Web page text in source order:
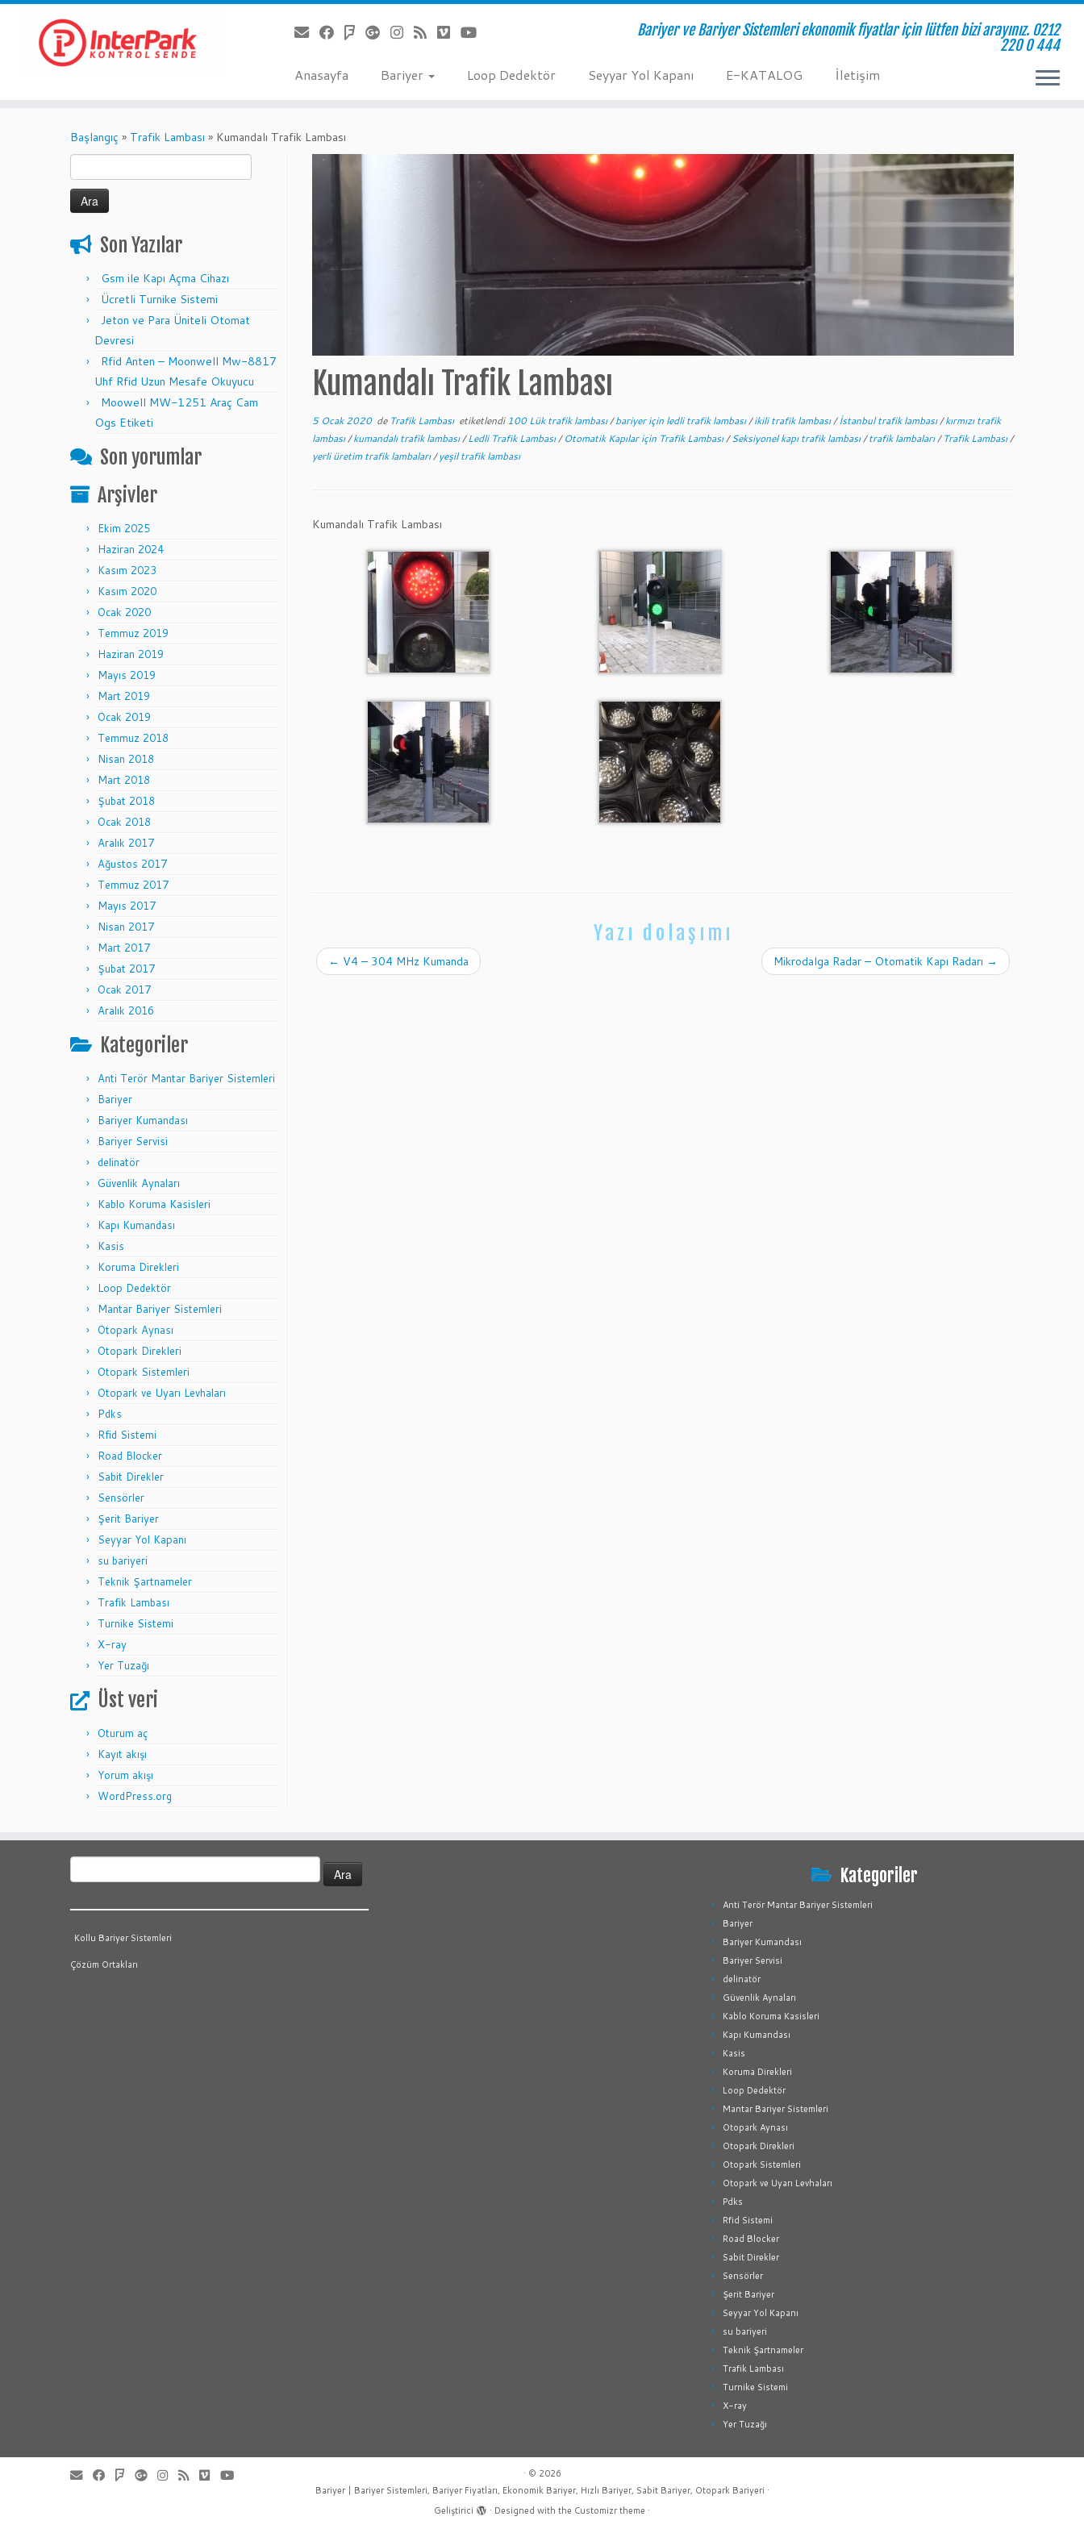
Bariyer ve Bariyer Sistemleri ekonomik fiyatlar için lütfen bizi arayınız. 0212
220 0 444
Anasayfa Bariyer Loop Dedektör Seyyar Yol Kapanı E-KATALOG İletişim
Başlangıç » Trafik Lambası » Kumandalı Trafik Lambası
Son Yazılar
Gsm ile Kapı Açma Cihazı
Ücretli Turnike Sistemi
Jeton ve Para Üniteli Otomat
Devresi
Rfid Anten – Moonwell Mw-8817
Uhf Rfid Uzun Mesafe Okuyucu
Moowell MW-1251 Araç Cam
Ogs Etiketi
Son yorumlar
Arşivler
Ekim 2025
Haziran 2024
Kasım 2023
Kasım 2020
Ocak 2020
Temmuz 2019
Haziran 2019
Mayıs 2019
Mart 2019
Ocak 2019
Temmuz 2018
Nisan 2018
Mart 2018
Şubat 2018
Ocak 2018
Aralık 2017
Ağustos 2017
Temmuz 2017
Mayıs 2017
Nisan 2017
Mart 2017
Şubat 2017
Ocak 2017
Aralık 2016
Kategoriler
Anti Terör Mantar Bariyer Sistemleri
Bariyer
Bariyer Kumandası
Bariyer Servisi
delinatör
Güvenlik Aynaları
Kablo Koruma Kasisleri
Kapı Kumandası
Kasis
Koruma Direkleri
Loop Dedektör
Mantar Bariyer Sistemleri
Otopark Aynası
Otopark Direkleri
Otopark Sistemleri
Otopark ve Uyarı Levhaları
Pdks
Rfid Sistemi
Road Blocker
Sabit Direkler
Sensörler
Şerit Bariyer
Seyyar Yol Kapanı
su bariyeri
Teknik Şartnameler
Trafik Lambası
Turnike Sistemi
X-ray
Yer Tuzağı
Üst veri
Oturum aç
Kayıt akışı
Yorum akışı
WordPress.org
Kumandalı Trafik Lambası
5 Ocak 2020de Trafik Lambası etiketlendi100 Lük trafik lambası/bariyer için ledli trafik lambası/ikili trafik lambası/İstanbul trafik lambası/kırmızı trafik
lambası/kumandalı trafik lambası/Ledli Trafik Lambası/Otomatik Kapılar için Trafik Lambası/Seksiyonel kapı trafik lambası/trafik lambaları/Trafik Lambası/
yerli üretim trafik lambaları/yeşil trafik lambası
Kumandalı Trafik Lambası
Yazı dolaşımı
← V4 – 304 MHz Kumanda Mikrodalga Radar – Otomatik Kapı Radarı →
Kollu Bariyer Sistemleri
Çözüm Ortakları
Kategoriler
Anti Terör Mantar Bariyer Sistemleri
Bariyer
Bariyer Kumandası
Bariyer Servisi
delinatör
Güvenlik Aynaları
Kablo Koruma Kasisleri
Kapı Kumandası
Kasis
Koruma Direkleri
Loop Dedektör
Mantar Bariyer Sistemleri
Otopark Aynası
Otopark Direkleri
Otopark Sistemleri
Otopark ve Uyarı Levhaları
Pdks
Rfid Sistemi
Road Blocker
Sabit Direkler
Sensörler
Şerit Bariyer
Seyyar Yol Kapanı
su bariyeri
Teknik Şartnameler
Trafik Lambası
Turnike Sistemi
X-ray
Yer Tuzağı
· © 2026
Bariyer | Bariyer Sistemleri, Bariyer Fiyatları, Ekonomik Bariyer, Hızlı Bariyer, Sabit Bariyer, Otopark Bariyeri ·
Geliştirici
· Designed with the Customizr theme ·